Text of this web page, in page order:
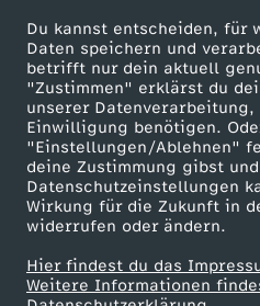
Du kannst entscheiden, für
Daten speichern und
betrifft nur dein aktuell
"Zustimmen" erklärst du
unserer
Einwilligung benötigen.
"Einstellungen/Ablehnen"
deine Zustimmung gibst
Datenschutzeinstellungen
Wirkung für die Zukunft in
widerrufen oder ändern.
Hier findest du das
Weitere Informationen
ZDF goes Schule
Werbefernsehen
Mainzelmännchen
Partner